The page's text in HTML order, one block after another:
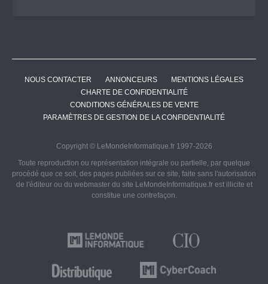
NOUS CONTACTER ANNONCEURS
MENTIONS LÉGALES
CHARTE DE CONFIDENTIALITÉ
CONDITIONS GÉNÉRALES DE VENTE
PARAMÈTRES DE GESTION DE LA CONFIDENTIALITÉ
Copyright © LeMondeInformatique.fr 1997-2026
Toute reproduction ou représentation intégrale ou partielle, par quelque
procédé que ce soit, des pages publiées sur ce site, faite sans l'autorisation
de l'éditeur ou du webmaster du site LeMondeInformatique.fr est illicite et
constitue une contrefaçon.